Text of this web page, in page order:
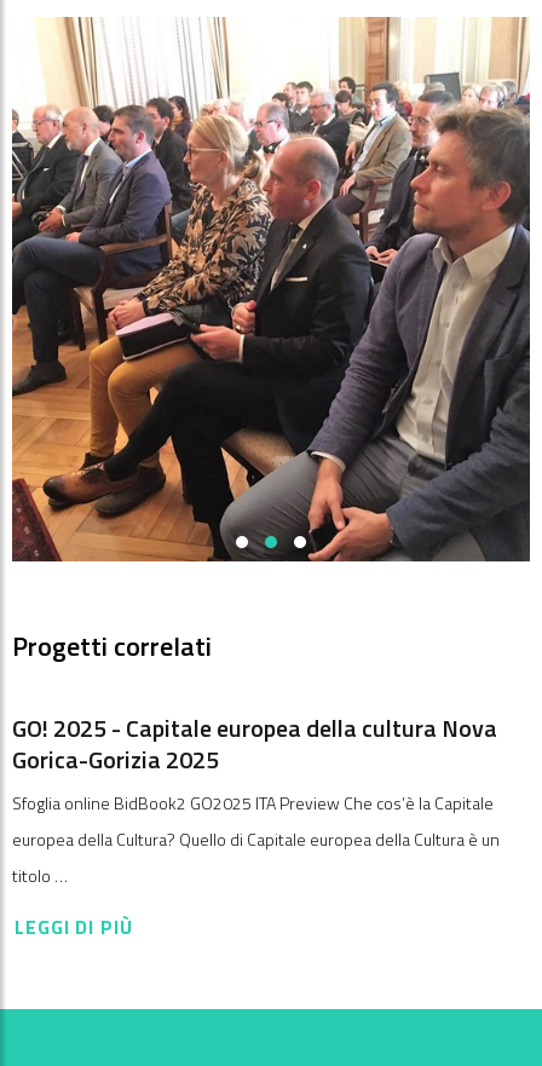
Progetti correlati
GO! 2025 - Capitale europea della cultura Nova
Gorica-Gorizia 2025
Sfoglia online BidBook2 GO2025 ITA Preview Che cos’è la Capitale
europea della Cultura? Quello di Capitale europea della Cultura è un
titolo …
LEGGI DI PIÙ